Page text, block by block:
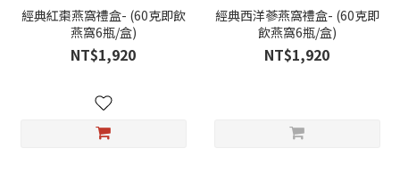
經典紅棗燕窩禮盒- (60克即飲
燕窩6瓶/盒)
NT$1,920
經典西洋蔘燕窩禮盒- (60克即
飲燕窩6瓶/盒)
NT$1,920